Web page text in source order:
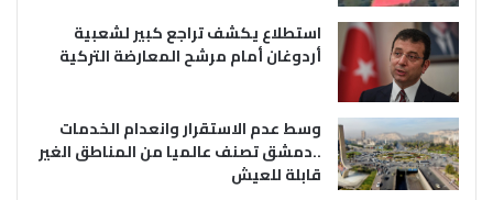
استطلاع يكشف تراجع كبير لشعبية
أردوغان أمام مرشح المعارضة التركية
وسط عدم الاستقرار وانعدام الخدمات
..دمشق تصنف عالميا من المناطق الغير
قابلة للعيش